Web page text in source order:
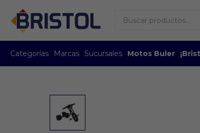
Categorías Marcas Sucursales Motos Buler